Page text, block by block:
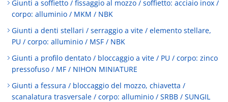
Giunti a soffietto / fissaggio al mozzo / soffietto: acciaio inox /
corpo: alluminio / MKM / NBK
Giunti a denti stellari / serraggio a vite / elemento stellare,
PU / corpo: alluminio / MSF / NBK
Giunti a profilo dentato / bloccaggio a vite / PU / corpo: zinco
pressofuso / MF / NIHON MINIATURE
Giunti a fessura / bloccaggio del mozzo, chiavetta /
scanalatura trasversale / corpo: alluminio / SRBB / SUNGIL